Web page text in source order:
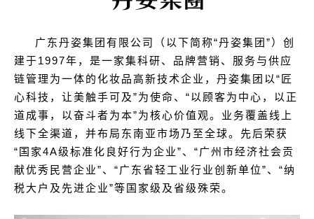
广东丹姿集团有限公司（以下简称“丹姿集团”）创
建于1997年，是一家集科研、品牌营销、服务与供应
链管理为一体的化妆品高新技术企业，丹姿集团以“匠
心科技，让美触手可及”为使命、“以顾客为中心，以正
道成事，以奋斗者为本”为核心价值观。业务覆盖线上
线下全渠道，并布局东南亚市场乃至全球。先后荣获
“国家4A级标准化良好行为企业”、“广州市经济社会贡
献优秀民营企业”、“广东省轻工业行业创新单位”、“纳
税大户及先进企业”等国家级及省级殊荣。